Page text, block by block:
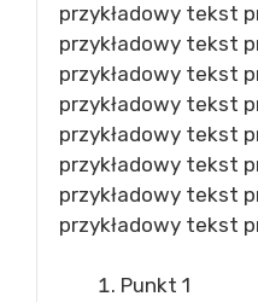
przykładowy tekst
przykładowy tekst
przykładowy tekst
przykładowy tekst
przykładowy tekst
przykładowy tekst
przykładowy tekst
przykładowy tekst
Punkt 1